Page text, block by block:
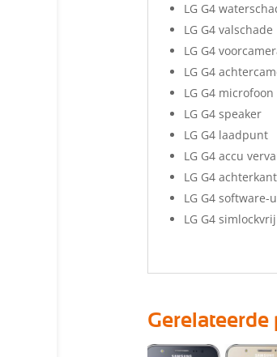
LG G4
LG G4 valschade
LG G4
LG G4
LG G4 microfoon
LG G4 speaker
LG G4 laadpunt
LG G4 accu
LG G4
LG G4 software-
LG G4
Gerelateerde